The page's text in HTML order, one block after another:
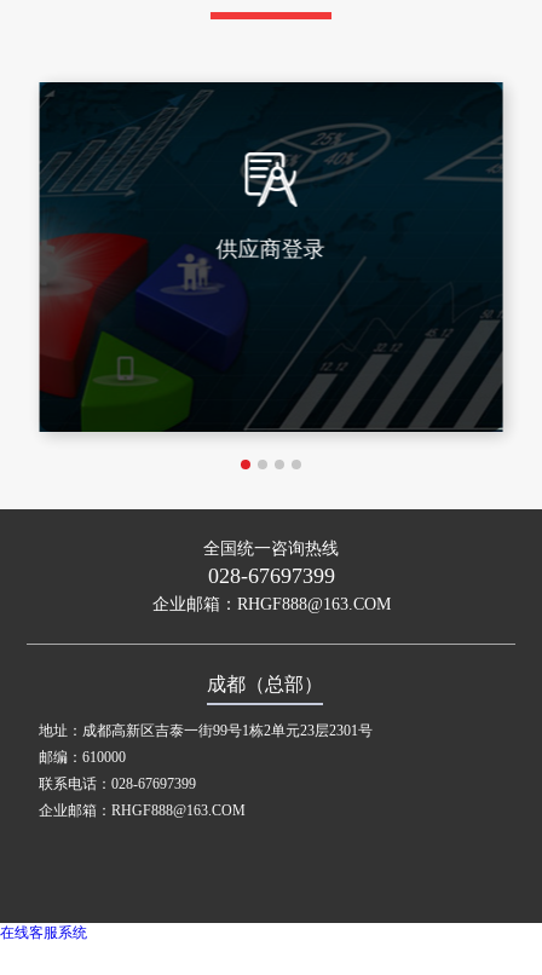
供应商登录
全国统一咨询热线
028-67697399
企业邮箱：RHGF888@163.COM
成都（总部）
地址：成都高新区吉泰一街99号1栋2单元23层2301号
邮编：610000
联系电话：028-67697399
企业邮箱：RHGF888@163.COM
在线客服系统